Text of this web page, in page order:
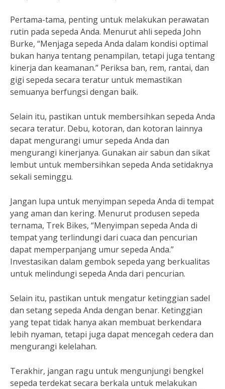
Pertama-tama, penting untuk melakukan perawatan
rutin pada sepeda Anda. Menurut ahli sepeda John
Burke, “Menjaga sepeda Anda dalam kondisi optimal
bukan hanya tentang penampilan, tetapi juga tentang
kinerja dan keamanan.” Periksa ban, rem, rantai, dan
gigi sepeda secara teratur untuk memastikan
semuanya berfungsi dengan baik.
Selain itu, pastikan untuk membersihkan sepeda Anda
secara teratur. Debu, kotoran, dan kotoran lainnya
dapat mengurangi umur sepeda Anda dan
mengurangi kinerjanya. Gunakan air sabun dan sikat
lembut untuk membersihkan sepeda Anda setidaknya
sekali seminggu.
Jangan lupa untuk menyimpan sepeda Anda di tempat
yang aman dan kering. Menurut produsen sepeda
ternama, Trek Bikes, “Menyimpan sepeda Anda di
tempat yang terlindungi dari cuaca dan pencurian
dapat memperpanjang umur sepeda Anda.”
Investasikan dalam gembok sepeda yang berkualitas
untuk melindungi sepeda Anda dari pencurian.
Selain itu, pastikan untuk mengatur ketinggian sadel
dan setang sepeda Anda dengan benar. Ketinggian
yang tepat tidak hanya akan membuat berkendara
lebih nyaman, tetapi juga dapat mencegah cedera dan
mengurangi kelelahan.
Terakhir, jangan ragu untuk mengunjungi bengkel
sepeda terdekat secara berkala untuk melakukan